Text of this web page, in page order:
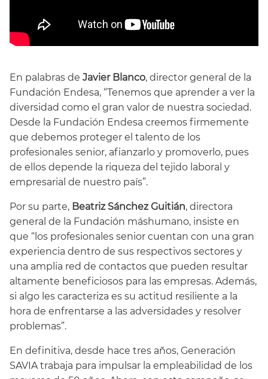
En palabras de Javier Blanco, director general de la
Fundación Endesa, “Tenemos que aprender a ver la
diversidad como el gran valor de nuestra sociedad.
Desde la Fundación Endesa creemos firmemente
que debemos proteger el talento de los
profesionales senior, afianzarlo y promoverlo, pues
de ellos depende la riqueza del tejido laboral y
empresarial de nuestro país”.
Por su parte, Beatriz Sánchez Guitián, directora
general de la Fundación máshumano, insiste en
que “los profesionales senior cuentan con una gran
experiencia dentro de sus respectivos sectores y
una amplia red de contactos que pueden resultar
altamente beneficiosos para las empresas. Además,
si algo les caracteriza es su actitud resiliente a la
hora de enfrentarse a las adversidades y resolver
problemas”.
En definitiva, desde hace tres años, Generación
SAVIA trabaja para impulsar la empleabilidad de los